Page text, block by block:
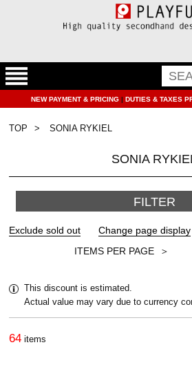
NEW PAYMENT & PRICING | DUTIES & TAXES
TOP SONIA RYKIEL
SONIA
FILTER
This discount is estimated.
Actual value may vary due to currency
64 items